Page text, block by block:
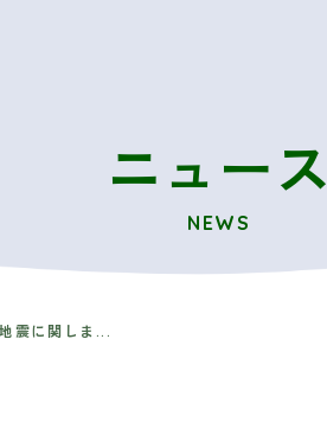
ニュース
NEWS
震に関しま...